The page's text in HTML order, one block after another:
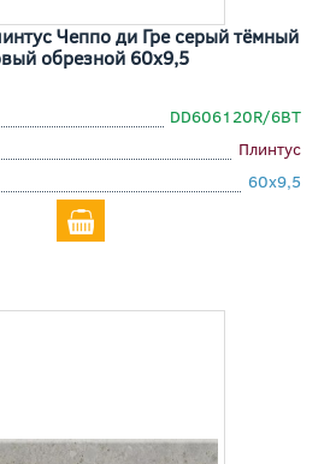
Чеппо ди Гре серый тёмный
обрезной 60x9,5
DD606120R/6BT
Плинтус
60x9,5